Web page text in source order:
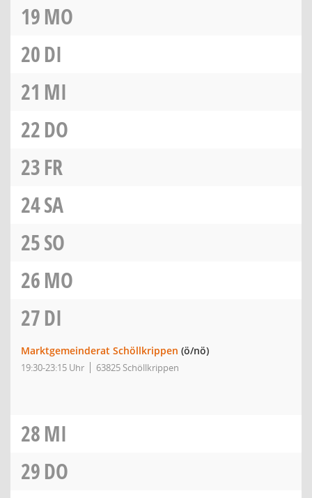
19MO
20DI
21 MI
22DO
23FR
24SA
25SO
26MO
27DI
Marktgemeinderat Schöllkrippen (ö/nö)
19:30-23:15 Uhr 63825 Schöllkrippen
28MI
29DO